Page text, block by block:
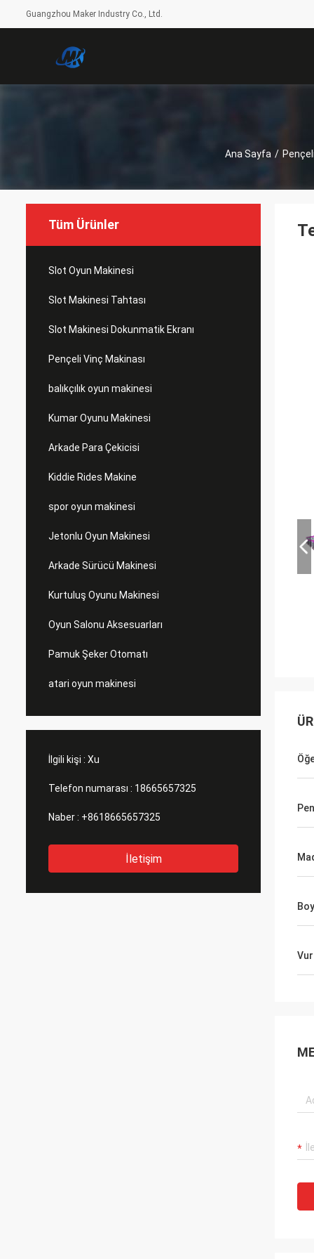
Guangzhou Maker Industry Co., Ltd.
Ana Sayfa /
Tüm Ürünler
Slot Oyun Makinesi
Slot Makinesi Tahtası
Slot Makinesi Dokunmatik Ekranı
Pençeli Vinç Makinası
balıkçılık oyun makinesi
Kumar Oyunu Makinesi
Arkade Para Çekicisi
Kiddie Rides Makine
spor oyun makinesi
Jetonlu Oyun Makinesi
Arkade Sürücü Makinesi
Kurtuluş Oyunu Makinesi
Oyun Salonu Aksesuarları
Pamuk Şeker Otomatı
atari oyun makinesi
İlgili kişi : Xu
Telefon numarası : 18665657325
Naber : +8618665657325
İletişim